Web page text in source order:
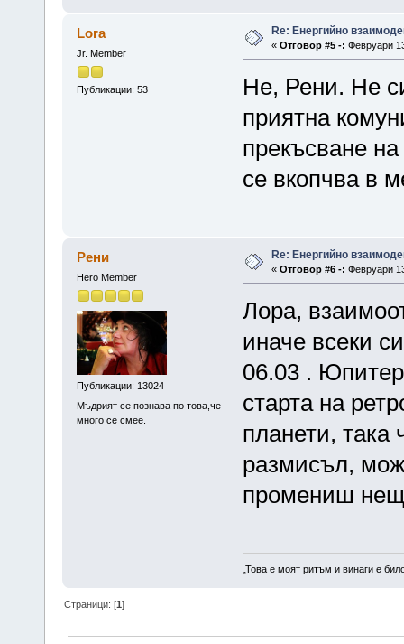
Lora
Jr. Member
Публикации: 53
Re: Енергийно
« Отговор #5 -: Февруари
Не, Рени. Не
приятна
прекъсване
се вкопчва в
Рени
Hero Member
Публикации: 13024
Мъдрият се познава по това,че
много се смее.
Re: Енергийно
« Отговор #6 -: Февруари
Лора,
иначе всеки
06.03 . Юпитер
старта на
планети,
размисъл,
промениш
„Това е моят ритъм и винаги е
Страници: [1]